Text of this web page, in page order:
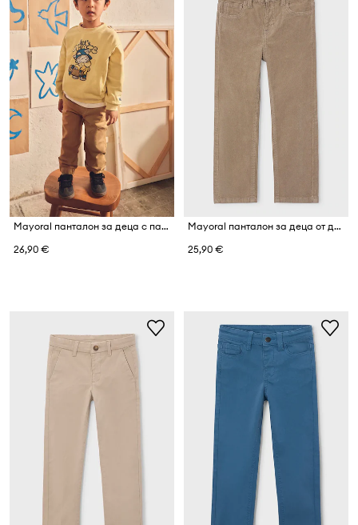
Mayoral панталон за деца с памук jogger soft
26,90 €
Mayoral панталон за деца от джинс
25,90 €